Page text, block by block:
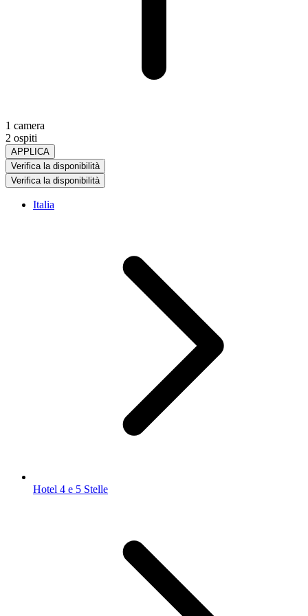
1 camera
2 ospiti
APPLICA
Verifica la disponibilità
Verifica la disponibilità
Italia
Hotel 4 e 5 Stelle